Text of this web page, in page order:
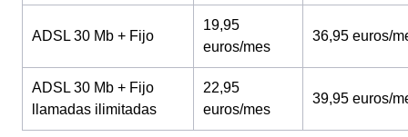
ADSL 30 Mb + Fijo
19,95
euros/mes
36,95 euros/
ADSL 30 Mb + Fijo
llamadas ilimitadas
22,95
euros/mes
39,95 euros/